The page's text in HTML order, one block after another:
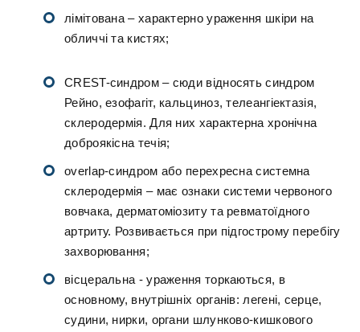
лімітована – характерно ураження шкіри на
обличчі та кистях;
CREST-синдром – сюди відносять синдром
Рейно, езофагіт, кальциноз, телеангіектазія,
склеродермія. Для них характерна хронічна
доброякісна течія;
overlap-синдром або перехресна системна
склеродермія – має ознаки системи червоного
вовчака, дерматоміозиту та ревматоїдного
артриту. Розвивається при підгострому перебігу
захворювання;
вісцеральна - ураження торкаються, в
основному, внутрішніх органів: легені, серце,
судини, нирки, органи шлунково-кишкового